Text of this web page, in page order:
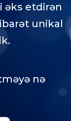
əks etdirən
unikal
nə